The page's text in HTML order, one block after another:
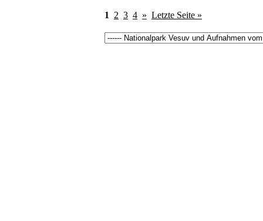
1 2 3 4 » Letzte Seite »